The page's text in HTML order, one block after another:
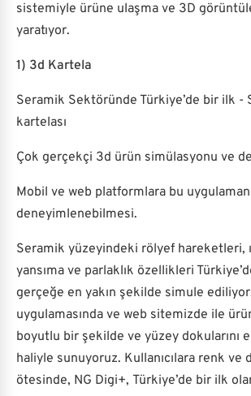
sistemiyle ürüne ulaşma ve 3D
yaratıyor.
1) 3d Kartela
Seramik Sektöründe Türkiye’de bir ilk -
kartelası
Çok gerçekçi 3d ürün simülasyonu ve
Mobil ve web platformlara bu
deneyimlenebilmesi.
Seramik yüzeyindeki rölyef hareketleri,
yansıma ve parlaklık özellikleri
gerçeğe en yakın şekilde simule
uygulamasında ve web sitemizde ile
boyutlu bir şekilde ve yüzey dokularını
haliyle sunuyoruz. Kullanıcılara renk ve
ötesinde, NG Digi+, Türkiye’de bir ilk